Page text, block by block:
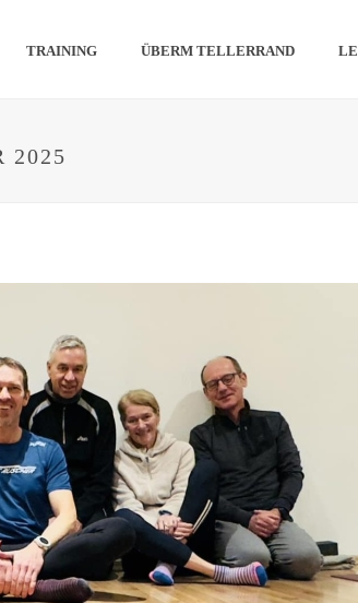
TRAINING ÜBERM TELLERRAND
2025